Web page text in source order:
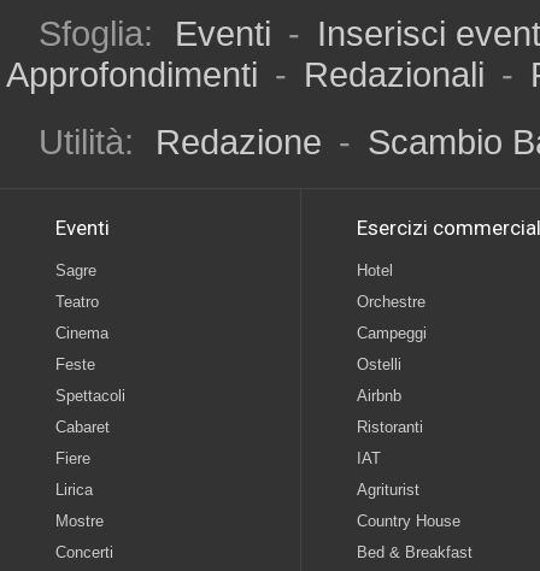
Sfoglia: Eventi - Inserisci
Approfondimenti - Redazionali -
Utilità:
Redazione - Scambio
Eventi
Sagre
Teatro
Cinema
Feste
Spettacoli
Cabaret
Fiere
Lirica
Mostre
Concerti
Esercizi
Hotel
Orchestre
Campeggi
Ostelli
Airbnb
Ristoranti
IAT
Agriturist
Country House
Bed & Breakfast